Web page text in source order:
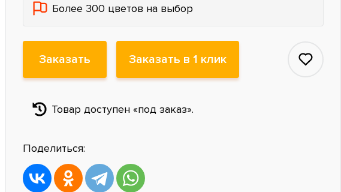
Более 300 цветов на выбор
Заказать Заказать в 1 клик
Товар доступен «под заказ».
Поделиться: